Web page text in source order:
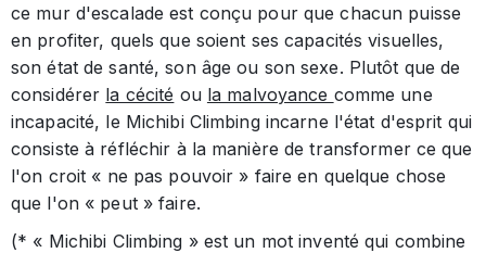
ce mur d'escalade est conçu pour que chacun puisse
en profiter, quels que soient ses capacités visuelles,
son état de santé, son âge ou son sexe. Plutôt que de
considérer la cécité ou la malvoyance comme une
incapacité, le Michibi Climbing incarne l'état d'esprit qui
consiste à réfléchir à la manière de transformer ce que
l'on croit « ne pas pouvoir » faire en quelque chose
que l'on « peut » faire.
(* « Michibi Climbing » est un mot inventé qui combine